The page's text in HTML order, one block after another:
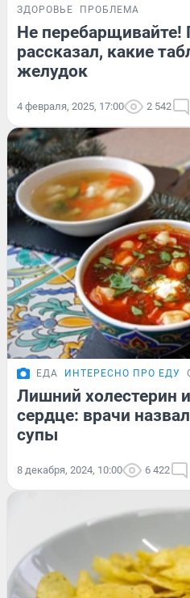
ЗДОРОВЬЕ ПРОБЛЕМА
Не перебарщивайте!
рассказал, какие
желудок
4 февраля, 2025, 17:00 2 542
ЕДА ИНТЕРЕСНО ПРО ЕДУ
Лишний холестерин
сердце: врачи
супы
8 декабря, 2024, 10:00 6 422